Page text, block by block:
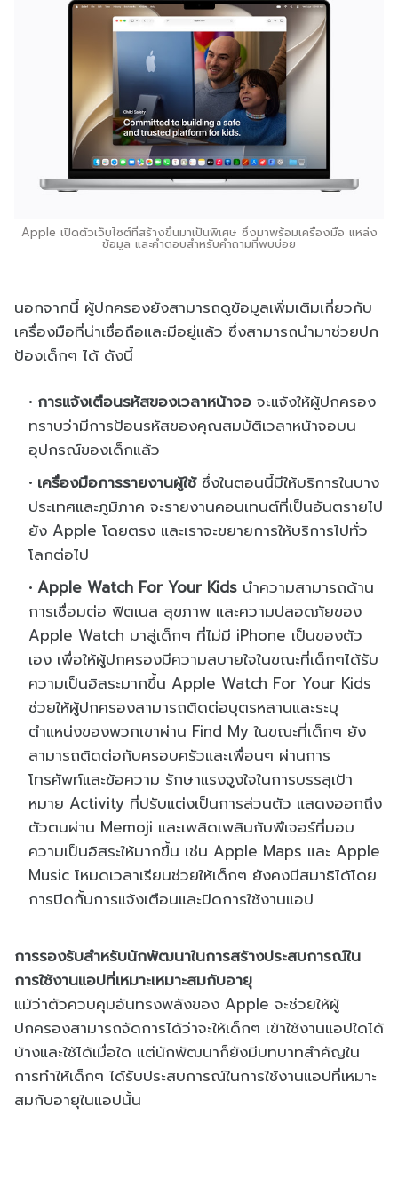
Apple เปิดตัวเว็บไซต์ที่สร้างขึ้นมาเป็นพิเศษ ซึ่งมาพร้อมเครื่องมือ แหล่ง
ข้อมูล และคำตอบสำหรับคำถามที่พบบ่อย
นอกจากนี้ ผู้ปกครองยังสามารถดูข้อมูลเพิ่มเติมเกี่ยวกับ
เครื่องมือที่น่าเชื่อถือและมีอยู่แล้ว ซึ่งสามารถนำมาช่วยปก
ป้องเด็กๆ ได้ ดังนี้
การแจ้งเตือนรหัสของเวลาหน้าจอ จะแจ้งให้ผู้ปกครอง
ทราบว่ามีการป้อนรหัสของคุณสมบัติเวลาหน้าจอบน
อุปกรณ์ของเด็กแล้ว
เครื่องมือการรายงานผู้ใช้ซึ่งในตอนนี้มีให้บริการในบาง
ประเทศและภูมิภาค จะรายงานคอนเทนต์ที่เป็นอันตรายไป
ยัง Apple โดยตรง และเราจะขยายการให้บริการไปทั่ว
โลกต่อไป
Apple Watch For Your Kids นำความสามารถด้าน
การเชื่อมต่อ ฟิตเนส สุขภาพ และความปลอดภัยของ
Apple Watch มาสู่เด็กๆ ที่ไม่มี iPhone เป็นของตัว
เอง เพื่อให้ผู้ปกครองมีความสบายใจในขณะที่เด็กๆได้รับ
ความเป็นอิสระมากขึ้น Apple Watch For Your Kids
ช่วยให้ผู้ปกครองสามารถติดต่อบุตรหลานและระบุ
ตำแหน่งของพวกเขาผ่าน Find My ในขณะที่เด็กๆ ยัง
สามารถติดต่อกับครอบครัวและเพื่อนๆ ผ่านการ
โทรศัพท์และข้อความ รักษาแรงจูงใจในการบรรลุเป้า
หมาย Activity ที่ปรับแต่งเป็นการส่วนตัว แสดงออกถึง
ตัวตนผ่าน Memoji และเพลิดเพลินกับฟีเจอร์ที่มอบ
ความเป็นอิสระให้มากขึ้น เช่น Apple Maps และ Apple
Music โหมดเวลาเรียนช่วยให้เด็กๆ ยังคงมีสมาธิได้โดย
การปิดกั้นการแจ้งเตือนและปิดการใช้งานแอป
การรองรับสำหรับนักพัฒนาในการสร้างประสบการณ์ใน
การใช้งานแอปที่เหมาะเหมาะสมกับอายุ
แม้ว่าตัวควบคุมอันทรงพลังของ Apple จะช่วยให้ผู้
ปกครองสามารถจัดการได้ว่าจะให้เด็กๆ เข้าใช้งานแอปใดได้
บ้างและใช้ได้เมื่อใด แต่นักพัฒนาก็ยังมีบทบาทสำคัญใน
การทำให้เด็กๆ ได้รับประสบการณ์ในการใช้งานแอปที่เหมาะ
สมกับอายุในแอปนั้น